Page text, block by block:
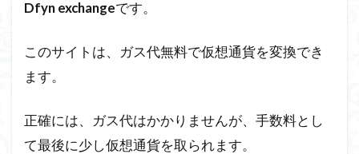
Dfyn exchangeです。
このサイトは、ガス代無料で仮想通貨を変換でき
ます。
正確には、ガス代はかかりませんが、手数料とし
て最後に少し仮想通貨を取られます。